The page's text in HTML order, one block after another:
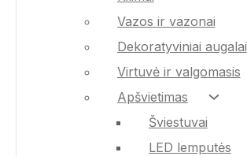
Vazos ir vazonai
Dekoratyviniai augalai
Virtuvė ir valgomasis
Apšvietimas
Šviestuvai
LED lemputės